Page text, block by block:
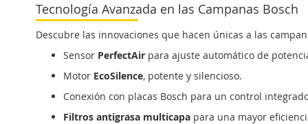
Tecnología Avanzada en las Campanas Bosch
Descubre las innovaciones que hacen únicas a las
Sensor PerfectAir para ajuste automático de
Motor EcoSilence, potente y silencioso.
Conexión con placas Bosch para un control
Filtros antigrasa multicapa para una mayor